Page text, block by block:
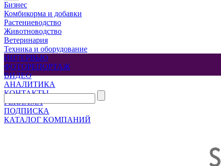
Бизнес
Комбикорма и добавки
Растениеводство
Животноводство
Ветеринария
Техника и оборудование
ИНТЕРВЬЮ
ФОТОРЕПОРТАЖ
ВИДЕО
АНАЛИТИКА
КОНТАКТЫ
РЕКЛАМА
ПОДПИСКА
КАТАЛОГ КОМПАНИЙ